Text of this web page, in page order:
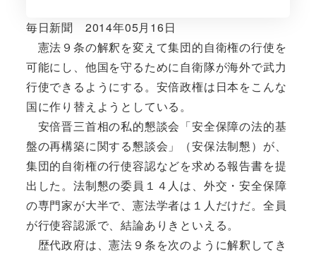
毎日新聞 2014年05月16日
憲法９条の解釈を変えて集団的自衛権の行使を
可能にし、他国を守るために自衛隊が海外で武力
行使できるようにする。安倍政権は日本をこんな
国に作り替えようとしている。
安倍晋三首相の私的懇談会「安全保障の法的基
盤の再構築に関する懇談会」（安保法制懇）が、
集団的自衛権の行使容認などを求める報告書を提
出した。法制懇の委員１４人は、外交・安全保障
の専門家が大半で、憲法学者は１人だけだ。全員
が行使容認派で、結論ありきといえる。
歴代政府は、憲法９条を次のように解釈してき